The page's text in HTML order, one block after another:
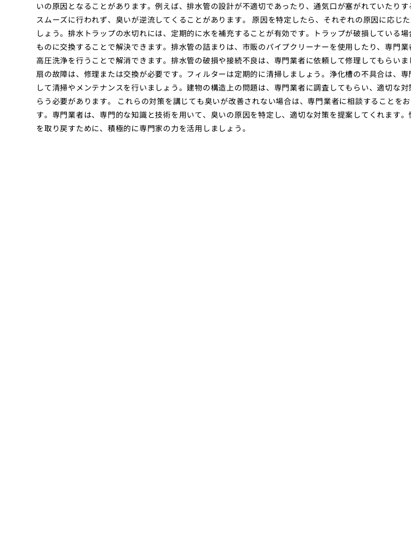
いの原因となることがあります。例えば、排水管の設計が不適切であったり、通気口が塞がれていたり
スムーズに行われず、臭いが逆流してくることがあります。 原因を特定したら、それぞれの原因に応じ
しょう。排水トラップの水切れには、定期的に水を補充することが有効です。トラップが破損している場
ものに交換することで解決できます。排水管の詰まりは、市販のパイプクリーナーを使用したり、専門業
高圧洗浄を行うことで解消できます。排水管の破損や接続不良は、専門業者に依頼して修理してもらい
扇の故障は、修理または交換が必要です。フィルターは定期的に清掃しましょう。浄化槽の不具合は、
して清掃やメンテナンスを行いましょう。建物の構造上の問題は、専門業者に調査してもらい、適切な対
らう必要があります。 これらの対策を講じても臭いが改善されない場合は、専門業者に相談することを
す。専門業者は、専門的な知識と技術を用いて、臭いの原因を特定し、適切な対策を提案してくれます
を取り戻すために、積極的に専門家の力を活用しましょう。